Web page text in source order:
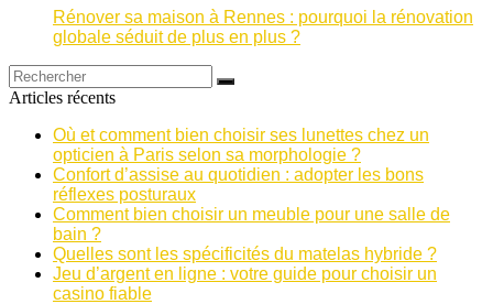
Rénover sa maison à Rennes : pourquoi la rénovation
globale séduit de plus en plus ?
Articles récents
Où et comment bien choisir ses lunettes chez un
opticien à Paris selon sa morphologie ?
Confort d’assise au quotidien : adopter les bons
réflexes posturaux
Comment bien choisir un meuble pour une salle de
bain ?
Quelles sont les spécificités du matelas hybride ?
Jeu d’argent en ligne : votre guide pour choisir un
casino fiable